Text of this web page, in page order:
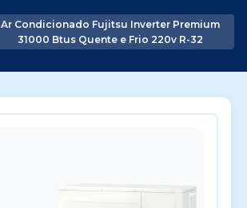
Ar Condicionado Fujitsu Inverter Premium
31000 Btus Quente e Frio 220v R-32